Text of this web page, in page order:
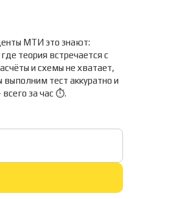
МТИ это знают:
теория встречается с
и схемы не хватает,
тест аккуратно и
за час ⏱.